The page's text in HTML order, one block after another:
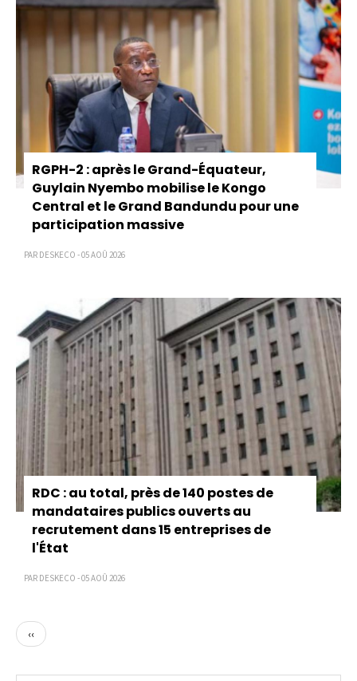
RGPH-2 : après le Grand-Équateur,
Guylain Nyembo mobilise le Kongo
Central et le Grand Bandundu pour une
participation massive
PAR DESKECO - 05 AOÛ 2026
RDC : au total, près de 140 postes de
mandataires publics ouverts au
recrutement dans 15 entreprises de
l'État
PAR DESKECO - 05 AOÛ 2026
Page
précédente
‹‹